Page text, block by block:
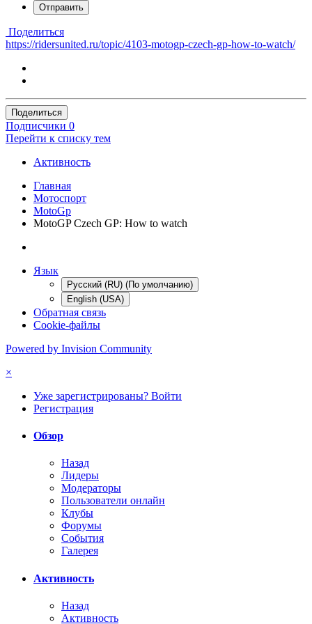
Отправить
Поделиться
https://ridersunited.ru/topic/4103-motogp-czech-gp-how-to-watch/
Поделиться
Подписчики 0
Перейти к списку тем
Активность
Главная
Мотоспорт
MotoGp
MotoGP Czech GP: How to watch
Язык
Русский (RU) (По умолчанию)
English (USA)
Обратная связь
Cookie-файлы
Powered by Invision Community
×
Уже зарегистрированы? Войти
Регистрация
Обзор
Назад
Лидеры
Модераторы
Пользователи онлайн
Клубы
Форумы
События
Галерея
Активность
Назад
Активность